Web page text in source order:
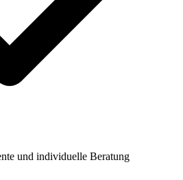
und individuelle Beratung